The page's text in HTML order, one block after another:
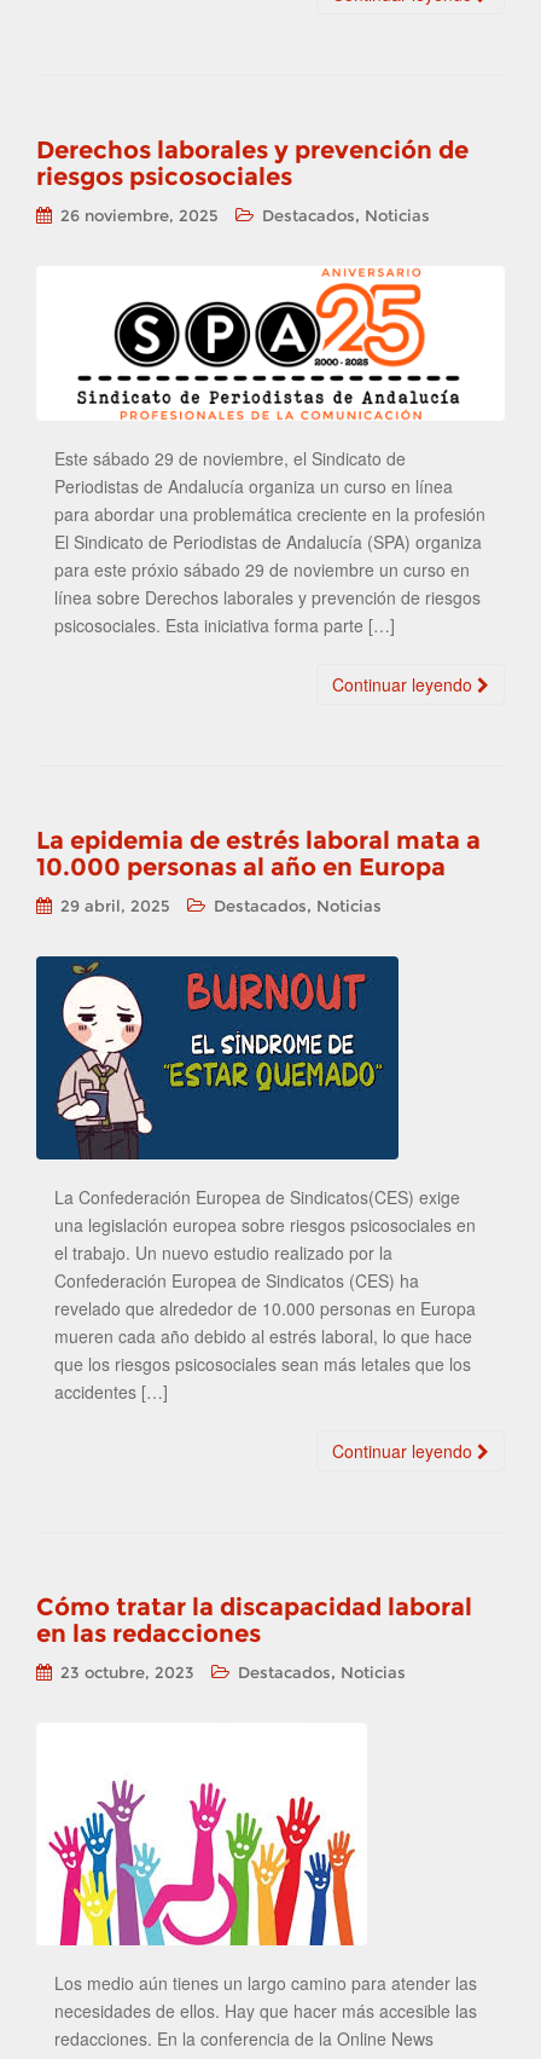
Derechos laborales y prevención de
riesgos psicosociales
26 noviembre, 2025 Destacados, Noticias
Este sábado 29 de noviembre, el Sindicato de
Periodistas de Andalucía organiza un curso en línea
para abordar una problemática creciente en la profesión
El Sindicato de Periodistas de Andalucía (SPA) organiza
para este próxio sábado 29 de noviembre un curso en
línea sobre Derechos laborales y prevención de riesgos
psicosociales. Esta iniciativa forma parte […]
Continuar leyendo
La epidemia de estrés laboral mata a
10.000 personas al año en Europa
29 abril, 2025 Destacados, Noticias
La Confederación Europea de Sindicatos(CES) exige
una legislación europea sobre riesgos psicosociales en
el trabajo. Un nuevo estudio realizado por la
Confederación Europea de Sindicatos (CES) ha
revelado que alrededor de 10.000 personas en Europa
mueren cada año debido al estrés laboral, lo que hace
que los riesgos psicosociales sean más letales que los
accidentes […]
Continuar leyendo
Cómo tratar la discapacidad laboral
en las redacciones
23 octubre, 2023 Destacados, Noticias
Los medio aún tienes un largo camino para atender las
necesidades de ellos. Hay que hacer más accesible las
redacciones. En la conferencia de la Online News